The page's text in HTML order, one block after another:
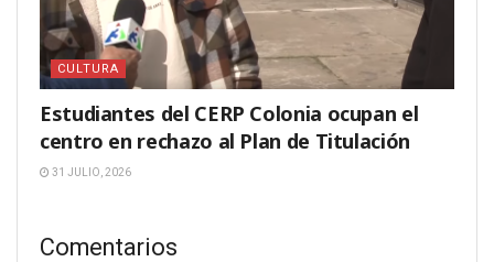
CULTURA
Estudiantes del CERP Colonia ocupan el
centro en rechazo al Plan de Titulación
31 JULIO, 2026
Comentarios